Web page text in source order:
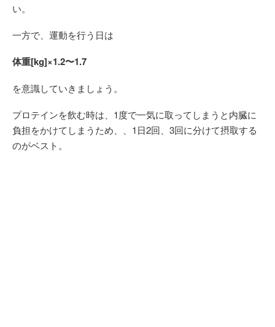
い。
一方で、運動を行う日は
体重[kg]×1.2〜1.7
を意識していきましょう。
プロテインを飲む時は、1度で一気に取ってしまうと内臓に
負担をかけてしまうため、、1日2回、3回に分けて摂取する
のがベスト。